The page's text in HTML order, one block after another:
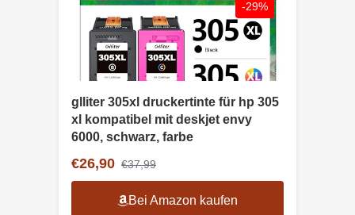
-29%
glliter 305xl druckertinte für hp 305
xl kompatibel mit deskjet envy
6000, schwarz, farbe
€26,90 €37,99
Bei Amazon kaufen